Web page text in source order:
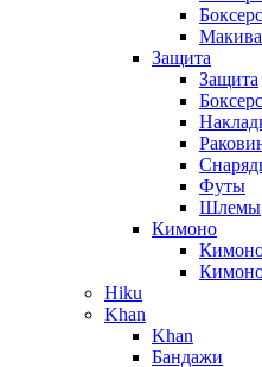
Защита
Защита
Футы
Шлемы
Кимоно
Hiku
Khan
Khan
Бандажи